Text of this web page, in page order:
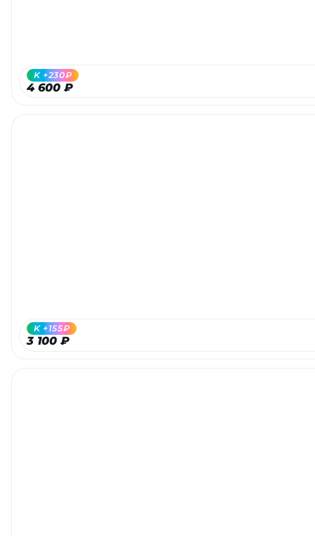
4 600 ₽
K +230₽
3 100 ₽
K +155₽